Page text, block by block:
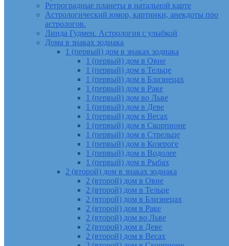
Ретроградные планеты в натальной карте
Астрологический юмор, картинки, анекдоты про
астрологов.
Линда Гудмен. Астрология с улыбкой
Дома в знаках зодиака
1 (первый) дом в знаках зодиака
1 (первый) дом в Овне
1 (первый) дом в Тельце
1 (первый) дом в Близнецах
1 (первый) дом в Раке
1 (первый) дом во Льве
1 (первый) дом в Деве
1 (первый) дом в Весах
1 (первый) дом в Скорпионе
1 (первый) дом в Стрельце
1 (первый) дом в Козероге
1 (первый) дом в Водолее
1 (первый) дом в Рыбах
2 (второй) дом в знаках зодиака
2 (второй) дом в Овне
2 (второй) дом в Тельце
2 (второй) дом в Близнецах
2 (второй) дом в Раке
2 (второй) дом во Льве
2 (второй) дом в Деве
2 (второй) дом в Весах